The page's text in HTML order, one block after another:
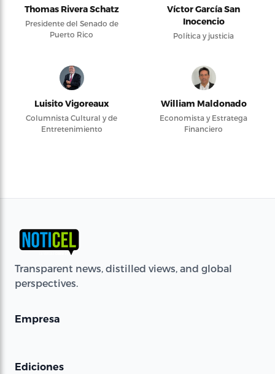
Thomas Rivera Schatz
Presidente del Senado de
Puerto Rico
Víctor García San
Inocencio
Política y justicia
Luisito Vigoreaux
Columnista Cultural y de
Entretenimiento
William Maldonado
Economista y Estratega
Financiero
Transparent news, distilled views, and global
perspectives.
Empresa
Ediciones